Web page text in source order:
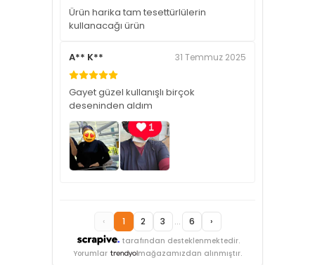
Ürün harika tam tesettürlülerin
kullanacağı ürün
A** K** 31 Temmuz 2025
Gayet güzel kullanışlı birçok
deseninden aldım
tarafından desteklenmektedir.
‹ 1 2 3 ... 6 ›
Yorumlar mağazamızdan alınmıştır.